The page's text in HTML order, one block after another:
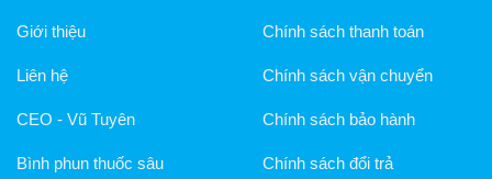
Giới thiệu
Liên hệ
CEO - Vũ Tuyên
Bình phun thuốc sâu
Chính sách thanh toán
Chính sách vận chuyển
Chính sách bảo hành
Chính sách đổi trả